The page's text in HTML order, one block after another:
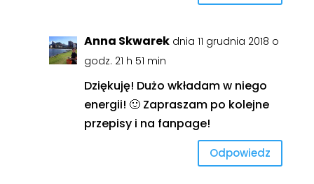
Anna Skwarek dnia 11 grudnia 2018 o
godz. 21 h 51 min
Dziękuję! Dużo wkładam w niego
energii! 🙂 Zapraszam po kolejne
przepisy i na fanpage!
Odpowiedz